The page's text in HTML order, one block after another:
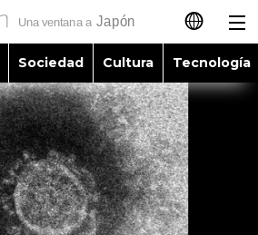
日本語
English
简体字
繁體字
Sociedad Cultura Tecnología